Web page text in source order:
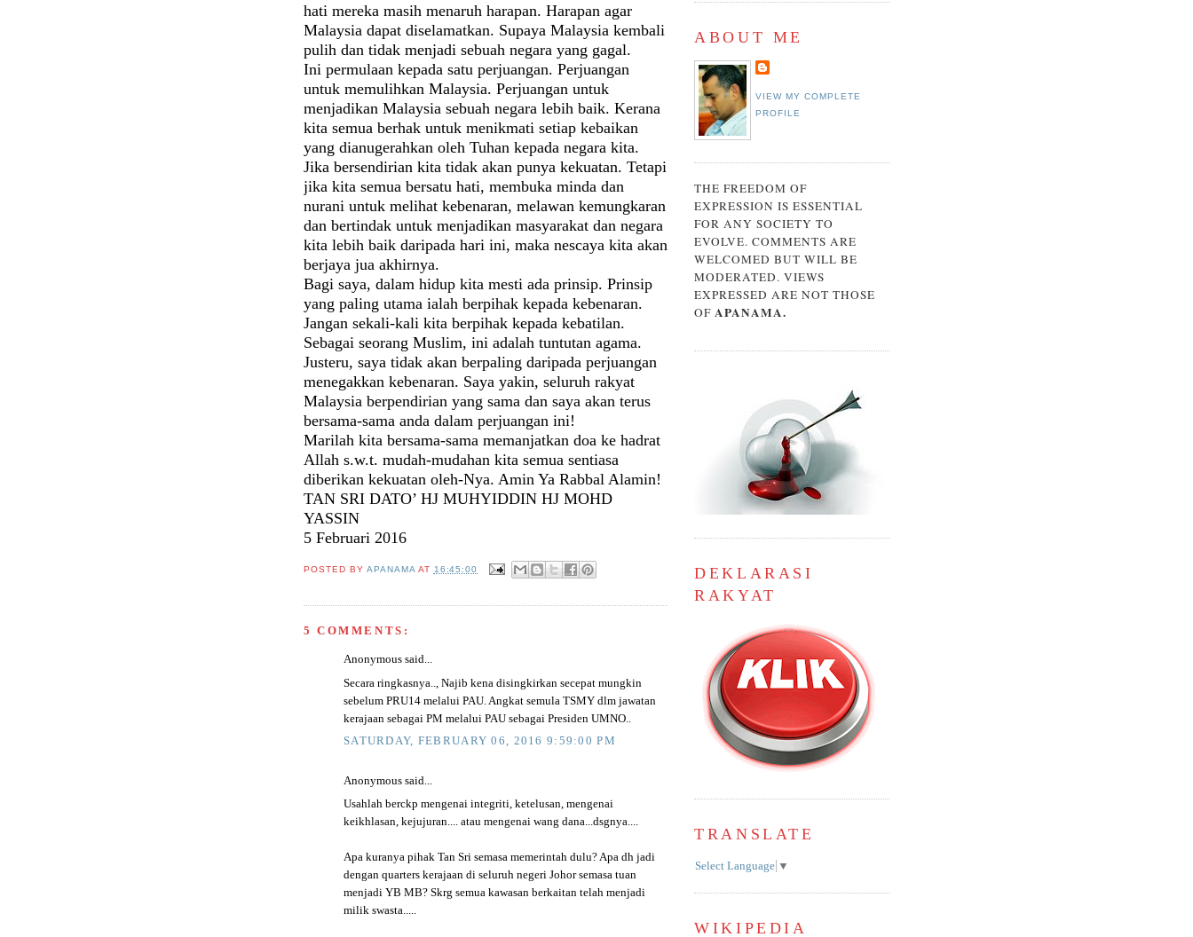
hati mereka masih menaruh harapan. Harapan agar
Malaysia dapat diselamatkan. Supaya Malaysia kembali
pulih dan tidak menjadi sebuah negara yang gagal.
Ini permulaan kepada satu perjuangan. Perjuangan
untuk memulihkan Malaysia. Perjuangan untuk
menjadikan Malaysia sebuah negara lebih baik. Kerana
kita semua berhak untuk menikmati setiap kebaikan
yang dianugerahkan oleh Tuhan kepada negara kita.
Jika bersendirian kita tidak akan punya kekuatan. Tetapi
jika kita semua bersatu hati, membuka minda dan
nurani untuk melihat kebenaran, melawan kemungkaran
dan bertindak untuk menjadikan masyarakat dan negara
kita lebih baik daripada hari ini, maka nescaya kita akan
berjaya jua akhirnya.
Bagi saya, dalam hidup kita mesti ada prinsip. Prinsip
yang paling utama ialah berpihak kepada kebenaran.
Jangan sekali-kali kita berpihak kepada kebatilan.
Sebagai seorang Muslim, ini adalah tuntutan agama.
Justeru, saya tidak akan berpaling daripada perjuangan
menegakkan kebenaran. Saya yakin, seluruh rakyat
Malaysia berpendirian yang sama dan saya akan terus
bersama-sama anda dalam perjuangan ini!
Marilah kita bersama-sama memanjatkan doa ke hadrat
Allah s.w.t. mudah-mudahan kita semua sentiasa
diberikan kekuatan oleh-Nya. Amin Ya Rabbal Alamin!
TAN SRI DATO’ HJ MUHYIDDIN HJ MOHD
YASSIN
5 Februari 2016
POSTED BY APANAMA AT 16:45:00
5 COMMENTS:
Anonymous said...
Secara ringkasnya.., Najib kena disingkirkan secepat mungkin
sebelum PRU14 melalui PAU. Angkat semula TSMY dlm jawatan
kerajaan sebagai PM melalui PAU sebagai Presiden UMNO..
SATURDAY, FEBRUARY 06, 2016 9:59:00 PM
Anonymous said...
Usahlah berckp mengenai integriti, ketelusan, mengenai
keikhlasan, kejujuran.... atau mengenai wang dana...dsgnya....
Apa kuranya pihak Tan Sri semasa memerintah dulu? Apa dh jadi
dengan quarters kerajaan di seluruh negeri Johor semasa tuan
menjadi YB MB? Skrg semua kawasan berkaitan telah menjadi
milik swasta.....
ABOUT ME
VIEW MY COMPLETE
PROFILE
THE FREEDOM OF
EXPRESSION IS ESSENTIAL
FOR ANY SOCIETY TO
EVOLVE. COMMENTS ARE
WELCOMED BUT WILL BE
MODERATED. VIEWS
EXPRESSED ARE NOT THOSE
OF APANAMA.
DEKLARASI
RAKYAT
TRANSLATE
Select Language ▼
WIKIPEDIA